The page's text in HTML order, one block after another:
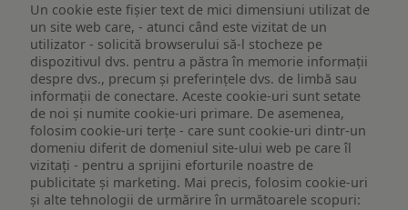
Un cookie este fişier text de mici dimensiuni utilizat de
un site web care, - atunci când este vizitat de un
utilizator - solicită browserului să-l stocheze pe
dispozitivul dvs. pentru a păstra în memorie informații
despre dvs., precum și preferințele dvs. de limbă sau
informații de conectare. Aceste cookie-uri sunt setate
de noi și numite cookie-uri primare. De asemenea,
folosim cookie-uri terțe - care sunt cookie-uri dintr-un
domeniu diferit de domeniul site-ului web pe care îl
vizitați - pentru a sprijini eforturile noastre de
publicitate și marketing. Mai precis, folosim cookie-uri
și alte tehnologii de urmărire în următoarele scopuri: